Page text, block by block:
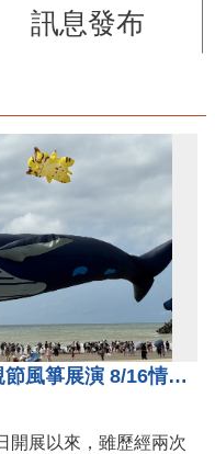
訊息發布
通霄沙雕精彩不間斷 8/8父親節風箏展演 8/16情人節66對浪漫挑戰送好禮
開展以來，雖歷經兩次